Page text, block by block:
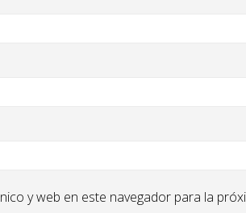
y web en este navegador para la